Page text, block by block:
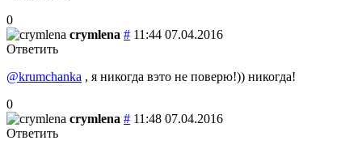
0
crymlena # 11:44 07.04.2016
Ответить
@krumchanka , я никогда вэто не поверю!)) никогда!
0
crymlena # 11:48 07.04.2016
Ответить